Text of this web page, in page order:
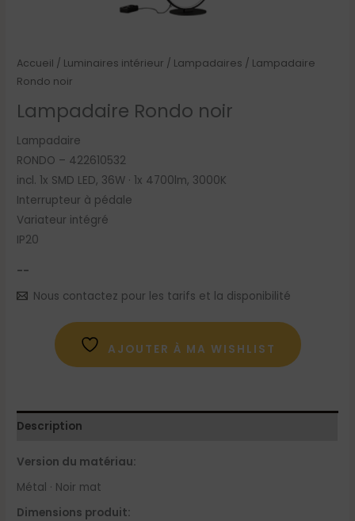
Accueil / Luminaires intérieur / Lampadaires / Lampadaire
Rondo noir
Lampadaire Rondo noir
Lampadaire
RONDO – 422610532
incl. 1x SMD LED, 36W · 1x 4700lm, 3000K
Interrupteur à pédale
Variateur intégré
IP20
--
Nous contactez pour les tarifs et la disponibilité
AJOUTER À MA WISHLIST
Description
Version du matériau:
Métal · Noir mat
Dimensions produit: